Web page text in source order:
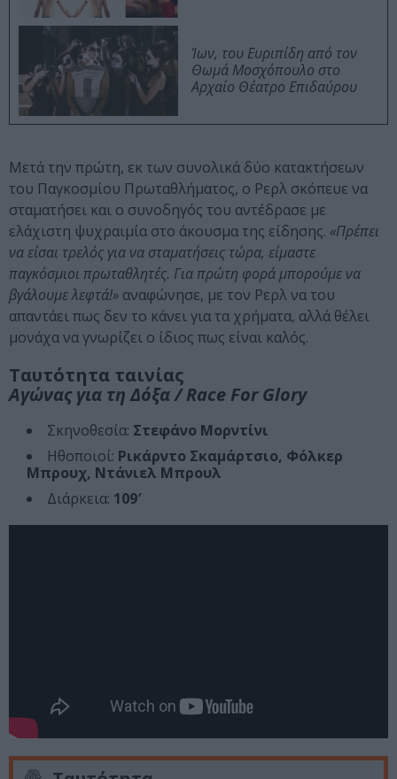
Ίων, του Ευριπίδη από τον
Θωμά Μοσχόπουλο στο
Αρχαίο Θέατρο Επιδαύρου
Μετά την πρώτη, εκ των συνολικά δύο κατακτήσεων
του Παγκοσμίου Πρωταθλήματος, ο Ρερλ σκόπευε να
σταματήσει και ο συνοδηγός του αντέδρασε με
ελάχιστη ψυχραιμία στο άκουσμα της είδησης. «Πρέπει
να είσαι τρελός για να σταματήσεις τώρα, είμαστε
παγκόσμιοι πρωταθλητές. Για πρώτη φορά μπορούμε να
βγάλουμε λεφτά!» αναφώνησε, με τον Ρερλ να του
απαντάει πως δεν το κάνει για τα χρήματα, αλλά θέλει
μονάχα να γνωρίζει ο ίδιος πως είναι καλός.
Ταυτότητα ταινίας
Αγώνας για τη Δόξα / Race For Glory
Σκηνοθεσία: Στεφάνο Μορντίνι
Ηθοποιοί: Ρικάρντο Σκαμάρτσιο, Φόλκερ
Μπρουχ, Ντάνιελ Μπρουλ
Διάρκεια: 109′